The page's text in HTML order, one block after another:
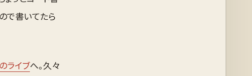
で書いてたら
ライブへ。久々